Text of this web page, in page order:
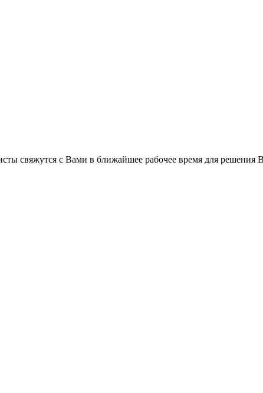
свяжутся с Вами в ближайшее рабочее время для решения